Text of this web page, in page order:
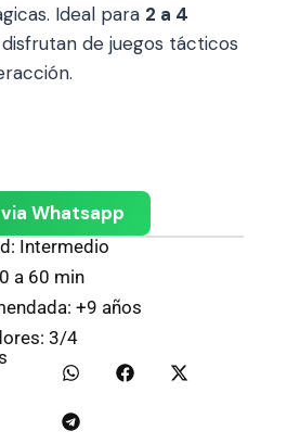
Ideal para 2 a 4
de juegos tácticos
Whatsapp
Intermedio
a 60 min
+9 años
3/4